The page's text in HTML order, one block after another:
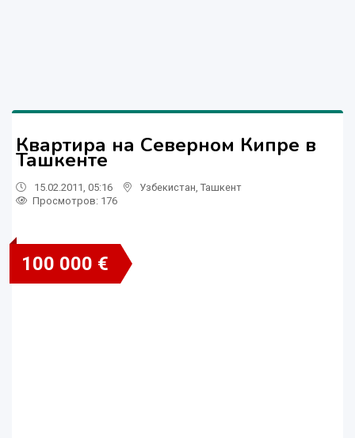
Квартира на Северном Кипре в
Ташкенте
15.02.2011, 05:16 Узбекистан Ташкент
Просмотров: 176
100 000 €